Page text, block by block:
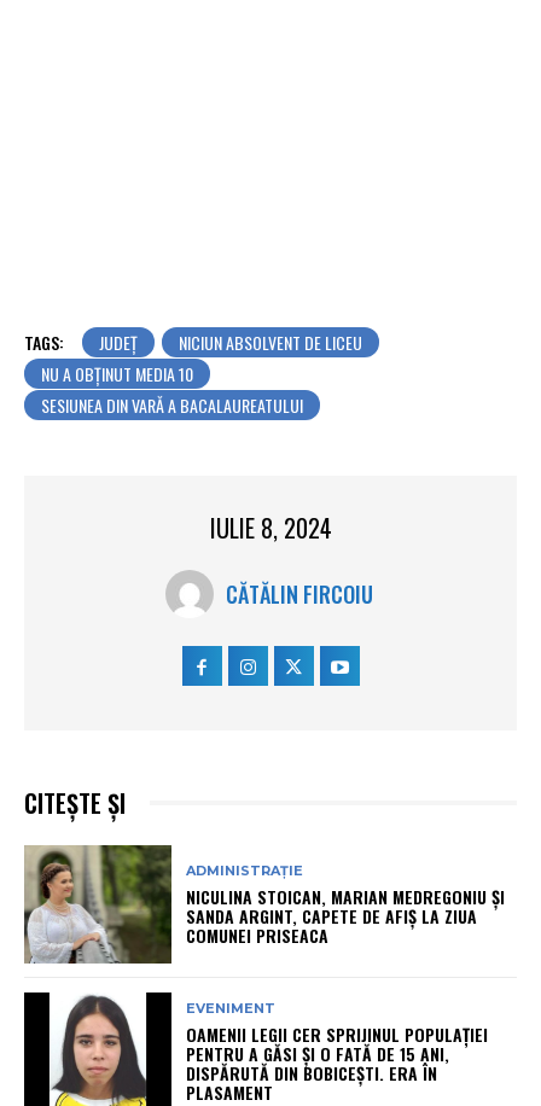
TAGS: JUDEŢ
NICIUN ABSOLVENT DE LICEU
NU A OBȚINUT MEDIA 10
SESIUNEA DIN VARĂ A BACALAUREATULUI
IULIE 8, 2024
CĂTĂLIN FIRCOIU
CITEȘTE ȘI
ADMINISTRAȚIE
NICULINA STOICAN, MARIAN MEDREGONIU ȘI
SANDA ARGINT, CAPETE DE AFIȘ LA ZIUA
COMUNEI PRISEACA
EVENIMENT
OAMENII LEGII CER SPRIJINUL POPULAȚIEI
PENTRU A GĂSI ȘI O FATĂ DE 15 ANI,
DISPĂRUTĂ DIN BOBICEȘTI. ERA ÎN
PLASAMENT